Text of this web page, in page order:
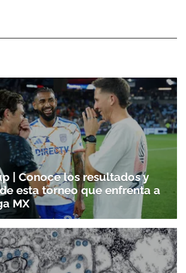
| Conoce los resultados y
esta torneo que enfrenta a
MX